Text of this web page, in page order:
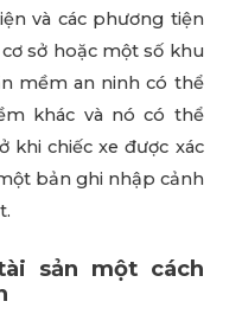
và các phương tiện
sở hoặc một số khu
mềm an ninh có thể
khác và nó có thể
khi chiếc xe được xác
bản ghi nhập cảnh
sản một cách